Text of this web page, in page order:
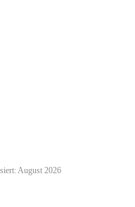
August 2026